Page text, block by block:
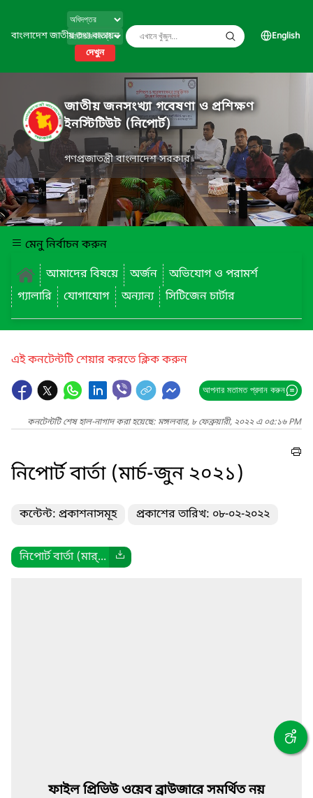
বাংলাদেশ জাতীয় তথ্য বাতায়ন
দেখুন
English
জাতীয় জনসংখ্যা গবেষণা ও প্রশিক্ষণ
ইনস্টিটিউট (নিপোর্ট)
গণপ্রজাতন্ত্রী বাংলাদেশ সরকার
মেনু নির্বাচন করুন
আমাদের বিষয়ে
অর্জন
অভিযোগ ও পরামর্শ
গ্যালারি
যোগাযোগ অন্যান্য সিটিজেন চার্টার
এই কনটেন্টটি শেয়ার করতে ক্লিক করুন
আপনার মতামত প্রদান করুন
কনটেন্টটি শেষ হাল-নাগাদ করা হয়েছে: মঙ্গলবার, ৮ ফেব্রুয়ারী, ২০২২ এ ০৫:১৬ PM
নিপোর্ট বার্তা (মার্চ-জুন ২০২১)
কন্টেন্ট: প্রকাশনাসমূহ প্রকাশের তারিখ: ০৮-০২-২০২২
নিপোর্ট বার্তা (মার্...
ফাইল প্রিভিউ ওয়েব ব্রাউজারে সমর্থিত নয়